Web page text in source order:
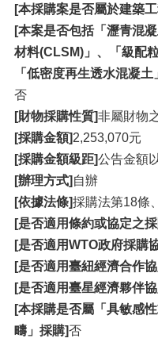
[本採購案是否屬於建築
[本案是否包括「瀝青混
材料(CLSM)」、「級配
「低密度再生透水混凝
否
[財物採購性質]非屬財物
[採購金額]2,253,070元
[採購金額級距]公告金額
[辦理方式] 自辦
[依據法條]採購法第18條
[是否適用條約或協定之
[是否適用WTO政府採購
[是否適用臺紐經濟合作
[是否適用臺星經濟夥伴
[本採購是否屬「具敏感
疇」採購]否